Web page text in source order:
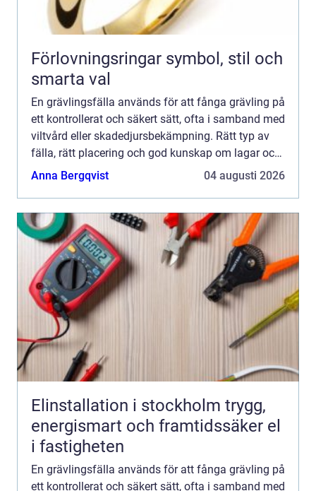
Förlovningsringar symbol, stil och
smarta val
En grävlingsfälla används för att fånga grävling på
ett kontrollerat och säkert sätt, ofta i samband med
viltvård eller skadedjursbekämpning. Rätt typ av
fälla, rätt placering och god kunskap om lagar och
etik är avgörande för att få en effektiv, hum...
Anna Bergqvist 04 augusti 2026
Elinstallation i stockholm trygg,
energismart och framtidssäker el
i fastigheten
En grävlingsfälla används för att fånga grävling på
ett kontrollerat och säkert sätt, ofta i samband med